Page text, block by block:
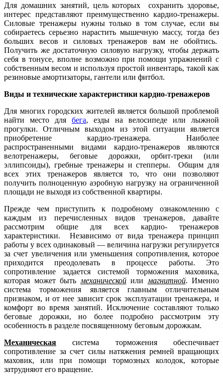
Для домашних занятий, цель которых сохранить здоровье,
интерес представляют преимущественно кардио-тренажеры.
Силовые тренажеры нужны только в том случае, если вы
собираетесь серьезно нарастить мышечную массу, тогда без
больших весов и силовых тренажеров вам не обойтись.
Получить же достаточную силовую нагрузку, чтобы держать
себя в тонусе, вполне возможно при помощи упражнений с
собственным весом и используя простой инвентарь, такой как
резиновые амортизаторы, гантели или фитбол.
Виды и технические характеристики кардио-тренажеров
Для многих городских жителей является большой проблемой
найти место для бега, езды на велосипеде или лыжной
прогулки. Отличным выходом из этой ситуации является
приобретение кардио-тренажера. Наиболее
распространенными видами кардио-тренажеров являются
велотренажеры, беговые дорожки, орбит-треки (или
эллипсоиды), гребные тренажеры и степперы. Общим для
всех этих тренажеров является то, что они позволяют
получить полноценную аэробную нагрузку на ограниченной
площади не выходя из собственной квартиры.
Прежде чем приступить к подробному ознакомлению с
каждым из перечисленных видов тренажеров, давайте
рассмотрим общие для всех кардио- тренажеров
характеристики. Независимо от вида тренажера принцип
работы у всех одинаковый — величина нагрузки регулируется
за счет увеличения или уменьшения сопротивления, которое
приходится преодолевать в процессе работы. Это
сопротивление задается системой торможения маховика,
которая может быть механической или магнитной. Именно
система торможения является главным отличительным
признаком, и от нее зависит срок эксплуатации тренажера, и
комфорт во время занятий. Исключение составляют только
беговые дорожки, но более подробно рассмотрим эту
особенность в разделе посвященному беговым дорожкам.
Механическая система торможения обеспечивает
сопротивление за счет силы натяжения ремней вращающих
маховик, или при помощи тормозных колодок, которые
затрудняют его вращение.